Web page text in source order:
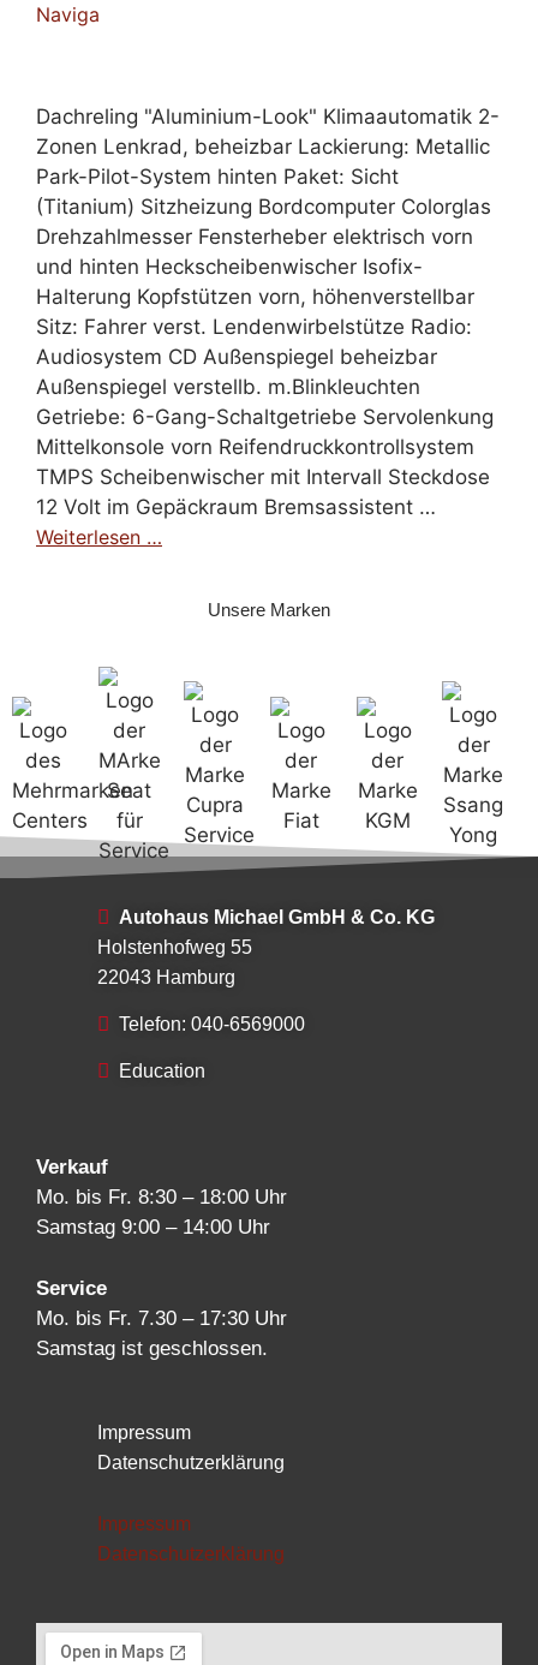
Naviga
Dachreling "Aluminium-Look" Klimaautomatik 2-
Zonen Lenkrad, beheizbar Lackierung: Metallic
Park-Pilot-System hinten Paket: Sicht
(Titanium) Sitzheizung Bordcomputer Colorglas
Drehzahlmesser Fensterheber elektrisch vorn
und hinten Heckscheibenwischer Isofix-
Halterung Kopfstützen vorn, höhenverstellbar
Sitz: Fahrer verst. Lendenwirbelstütze Radio:
Audiosystem CD Außenspiegel beheizbar
Außenspiegel verstellb. m.Blinkleuchten
Getriebe: 6-Gang-Schaltgetriebe Servolenkung
Mittelkonsole vorn Reifendruckkontrollsystem
TMPS Scheibenwischer mit Intervall Steckdose
12 Volt im Gepäckraum Bremsassistent …
Weiterlesen …
Unsere Marken
Autohaus Michael GmbH & Co. KG
Holstenhofweg 55
22043 Hamburg
Telefon: 040-6569000
Education
Verkauf
Mo. bis Fr. 8:30 – 18:00 Uhr
Samstag 9:00 – 14:00 Uhr
Service
Mo. bis Fr. 7.30 – 17:30 Uhr
Samstag ist geschlossen.
Impressum
Datenschutzerklärung
Impressum
Datenschutzerklärung